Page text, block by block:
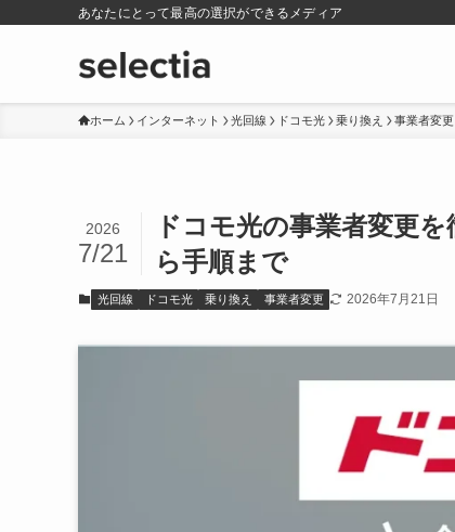
あなたにとって最高の選択ができるメディア
ホーム インターネット 光回線 ドコモ光 乗り換え 事業者変更
ドコモ光の事業者変更
ら手順まで
2026
7/21
光回線 ドコモ光 乗り換え 事業者変更 2026年7月21日